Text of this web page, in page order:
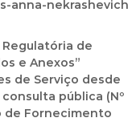
anna-nekrashevich
de
e Anexos”
de Serviço desde
consulta pública (Nº
de Fornecimento